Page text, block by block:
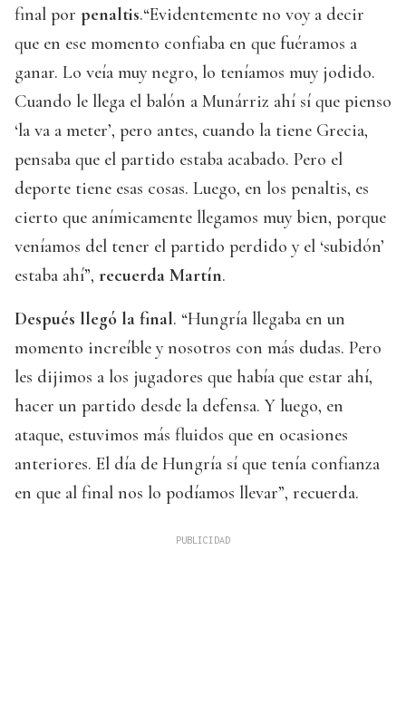
final por penaltis.“Evidentemente no voy a decir
que en ese momento confiaba en que fuéramos a
ganar. Lo veía muy negro, lo teníamos muy jodido.
Cuando le llega el balón a Munárriz ahí sí que pienso
‘la va a meter’, pero antes, cuando la tiene Grecia,
pensaba que el partido estaba acabado. Pero el
deporte tiene esas cosas. Luego, en los penaltis, es
cierto que anímicamente llegamos muy bien, porque
veníamos del tener el partido perdido y el ‘subidón’
estaba ahí”, recuerda Martín.
Después llegó la final. “Hungría llegaba en un
momento increíble y nosotros con más dudas. Pero
les dijimos a los jugadores que había que estar ahí,
hacer un partido desde la defensa. Y luego, en
ataque, estuvimos más fluidos que en ocasiones
anteriores. El día de Hungría sí que tenía confianza
en que al final nos lo podíamos llevar”, recuerda.